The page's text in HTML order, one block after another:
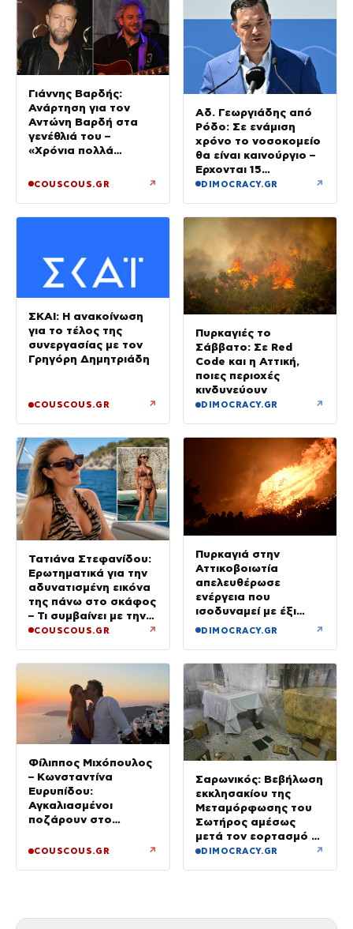
Γιάννης Βαρδής:
Ανάρτηση για τον
Αντώνη Βαρδή στα
γενέθλιά του –
«Χρόνια πολλά
COUSCOUS.GR ↗
Αδ. Γεωργιάδης από
Ρόδο: Σε ενάμιση
χρόνο το νοσοκομείο
θα είναι καινούργιο –
Έρχονται 15
νοσηλευτές και
DIMOCRACY.GR ↗
ΣΚΑΙ: Η ανακοίνωση
για το τέλος της
συνεργασίας με τον
Γρηγόρη Δημητριάδη
COUSCOUS.GR ↗
Πυρκαγιές το
Σάββατο: Σε Red
Code και η Αττική,
ποιες περιοχές
κινδυνεύουν
DIMOCRACY.GR ↗
Τατιάνα Στεφανίδου:
Ερωτηματικά για την
αδυνατισμένη εικόνα
της πάνω στο σκάφος
– Τι συμβαίνει με την
υγεία της;
COUSCOUS.GR ↗
Πυρκαγιά στην
Αττικοβοιωτία
απελευθέρωσε
ενέργεια που
ισοδυναμεί με έξι
βόμβες Χιροσίμα
DIMOCRACY.GR ↗
Φίλιππος Μιχόπουλος
– Κωνσταντίνα
Ευρυπίδου:
Αγκαλιασμένοι
ποζάρουν στο
Σαντορίνης
COUSCOUS.GR ↗
Σαρωνικός: Βεβήλωση
εκκλησακίου της
Μεταμόρφωσης του
Σωτήρος αμέσως
μετά τον εορτασμό –
Έσπασαν εικόνες στην
DIMOCRACY.GR ↗